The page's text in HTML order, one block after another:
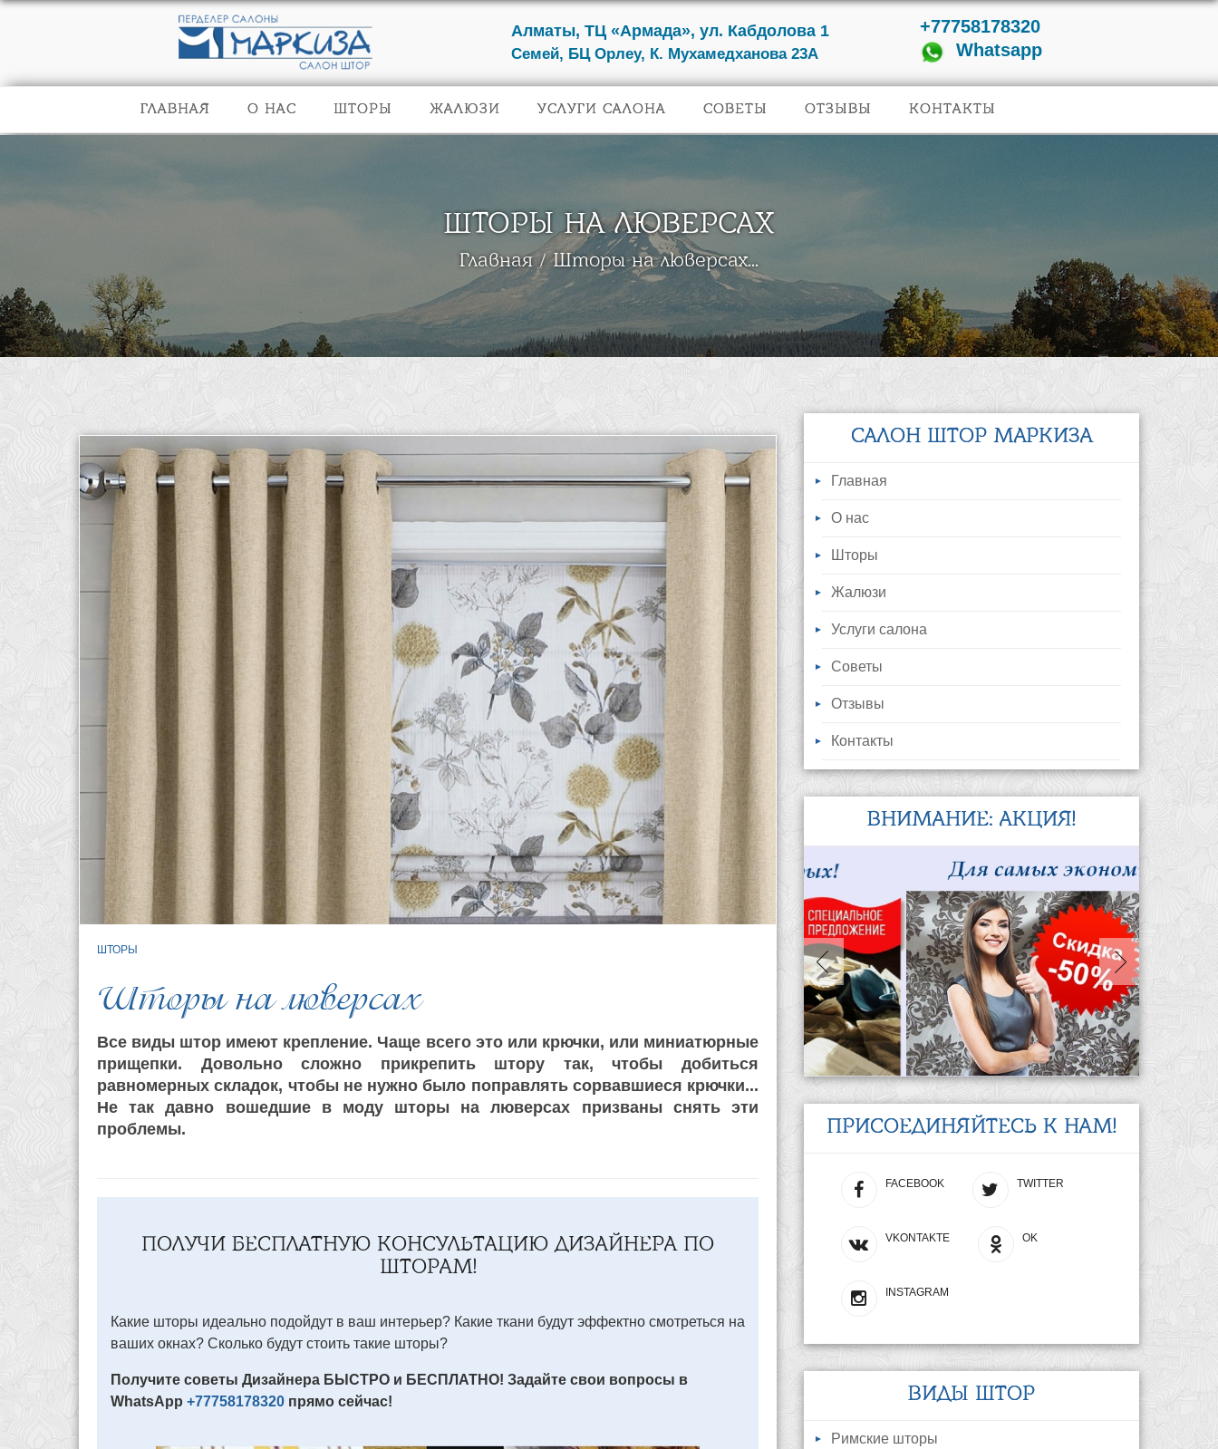
Алматы, ТЦ «Армада», ул. Кабдолова 1
Семей, БЦ Орлеу, К. Мухамедханова 23А
+77758178320
Whatsapp
ГЛАВНАЯ О НАС ШТОРЫ ЖАЛЮЗИ УСЛУГИ САЛОНА СОВЕТЫ ОТЗЫВЫ КОНТАКТЫ
ШТОРЫ НА ЛЮВЕРСАХ
Главная Шторы на люверсах...
ШТОРЫ
Шторы на люверсах
Все виды штор имеют крепление. Чаще всего это или крючки, или миниатюрные
прищепки. Довольно сложно прикрепить штору так, чтобы добиться
равномерных складок, чтобы не нужно было поправлять сорвавшиеся крючки...
Не так давно вошедшие в моду шторы на люверсах призваны снять эти
проблемы.
ПОЛУЧИ БЕСПЛАТНУЮ КОНСУЛЬТАЦИЮ ДИЗАЙНЕРА ПО
ШТОРАМ!
Какие шторы идеально подойдут в ваш интерьер? Какие ткани будут эффектно смотреться на
ваших окнах? Сколько будут стоить такие шторы?
Получите советы Дизайнера БЫСТРО и БЕСПЛАТНО! Задайте свои вопросы в
WhatsApp +77758178320прямо сейчас!
САЛОН ШТОР МАРКИЗА
Главная
О нас
Шторы
Жалюзи
Услуги салона
Советы
Отзывы
Контакты
ВНИМАНИЕ: АКЦИЯ!
ПРИСОЕДИНЯЙТЕСЬ К НАМ!
FACEBOOK TWITTER
VKONTAKTE OK
INSTAGRAM
ВИДЫ ШТОР
Римские шторы